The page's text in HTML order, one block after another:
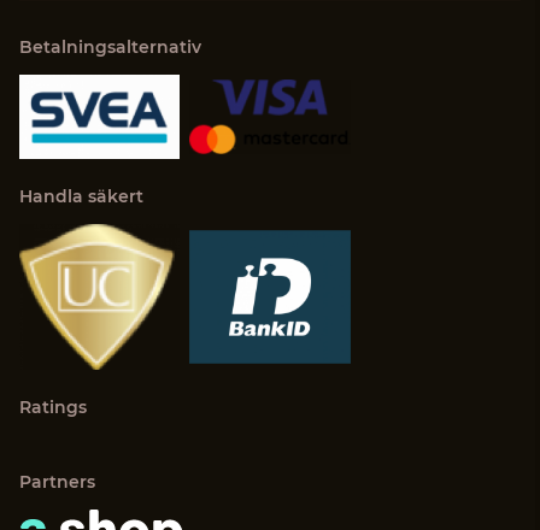
Betalningsalternativ
Handla säkert
Ratings
Partners